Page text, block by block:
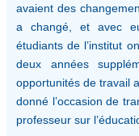
avaient des
a changé, et avec
étudiants de l’institut
deux années
opportunités de travail
donné l’occasion de
professeur sur